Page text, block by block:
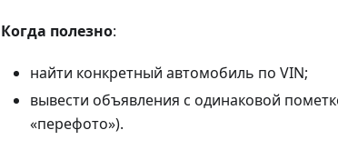
Когда полезно:
найти конкретный автомобиль по VIN;
вывести объявления с одинаковой
«перефото»).